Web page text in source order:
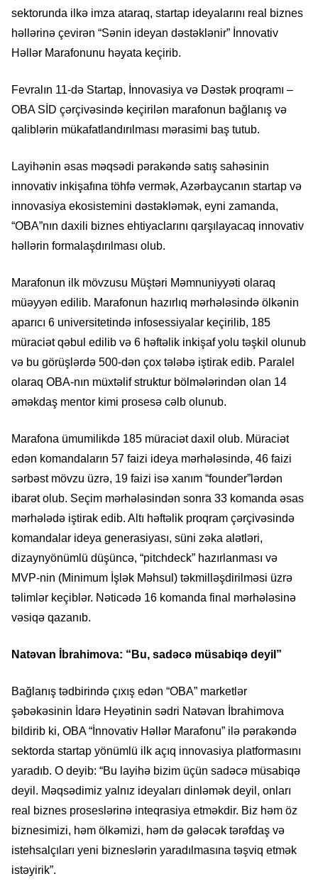
sektorunda ilkə imza ataraq, startap ideyalarını real biznes
həllərinə çevirən “Sənin ideyan dəstəklənir” İnnovativ
Həllər Marafonunu həyata keçirib.
Fevralın 11-də Startap, İnnovasiya və Dəstək proqramı –
OBA SİD çərçivəsində keçirilən marafonun bağlanış və
qaliblərin mükafatlandırılması mərasimi baş tutub.
Layihənin əsas məqsədi pərakəndə satış sahəsinin
innovativ inkişafına töhfə vermək, Azərbaycanın startap və
innovasiya ekosistemini dəstəkləmək, eyni zamanda,
“OBA”nın daxili biznes ehtiyaclarını qarşılayacaq innovativ
həllərin formalaşdırılması olub.
Marafonun ilk mövzusu Müştəri Məmnuniyyəti olaraq
müəyyən edilib. Marafonun hazırlıq mərhələsində ölkənin
aparıcı 6 universitetində infosessiyalar keçirilib, 185
müraciət qəbul edilib və 6 həftəlik inkişaf yolu təşkil olunub
və bu görüşlərdə 500-dən çox tələbə iştirak edib. Paralel
olaraq OBA-nın müxtəlif struktur bölmələrindən olan 14
əməkdaş mentor kimi prosesə cəlb olunub.
Marafona ümumilikdə 185 müraciət daxil olub. Müraciət
edən komandaların 57 faizi ideya mərhələsində, 46 faizi
sərbəst mövzu üzrə, 19 faizi isə xanım “founder”lərdən
ibarət olub. Seçim mərhələsindən sonra 33 komanda əsas
mərhələdə iştirak edib. Altı həftəlik proqram çərçivəsində
komandalar ideya generasiyası, süni zəka alətləri,
dizaynyönümlü düşüncə, “pitchdeck” hazırlanması və
MVP-nin (Minimum İşlək Məhsul) təkmilləşdirilməsi üzrə
təlimlər keçiblər. Nəticədə 16 komanda final mərhələsinə
vəsiqə qazanıb.
Natəvan İbrahimova: “Bu, sadəcə müsabiqə deyil”
Bağlanış tədbirində çıxış edən “OBA” marketlər
şəbəkəsinin İdarə Heyətinin sədri Natəvan İbrahimova
bildirib ki, OBA “İnnovativ Həllər Marafonu” ilə pərakəndə
sektorda startap yönümlü ilk açıq innovasiya platformasını
yaradıb. O deyib: “Bu layihə bizim üçün sadəcə müsabiqə
deyil. Məqsədimiz yalnız ideyaları dinləmək deyil, onları
real biznes proseslərinə inteqrasiya etməkdir. Biz həm öz
biznesimizi, həm ölkəmizi, həm də gələcək tərəfdaş və
istehsalçıları yeni bizneslərin yaradılmasına təşviq etmək
istəyirik”.